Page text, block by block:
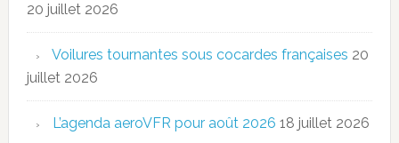
20 juillet 2026
Voilures tournantes sous cocardes françaises 20
juillet 2026
L’agenda aeroVFR pour août 2026 18 juillet 2026